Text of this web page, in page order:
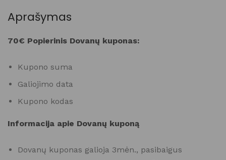
Aprašymas
70€ Popierinis Dovanų kuponas:
Kupono suma
Galiojimo data
Kupono kodas
Informacija apie Dovanų kuponą
Dovanų kuponas galioja 3mėn., pasibaigus